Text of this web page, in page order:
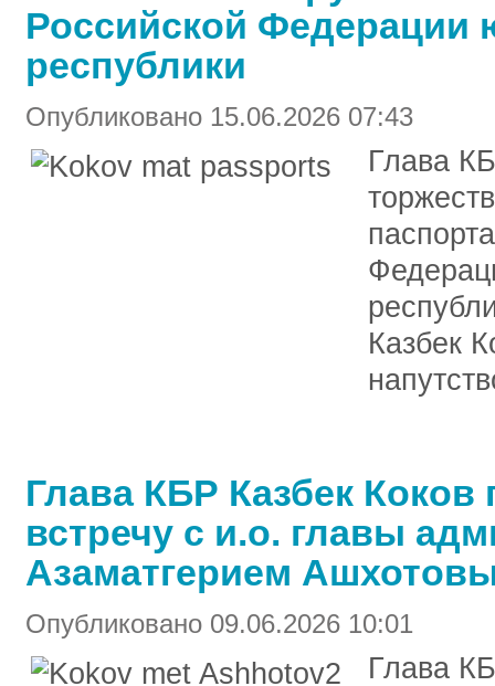
Российской
республики
Опубликовано 15.06.2026 07:43
Глава
Казбек
Глава КБР Казбек
встречу с и.о. главы
Азаматгерием
Опубликовано 09.06.2026 10:01
Глава